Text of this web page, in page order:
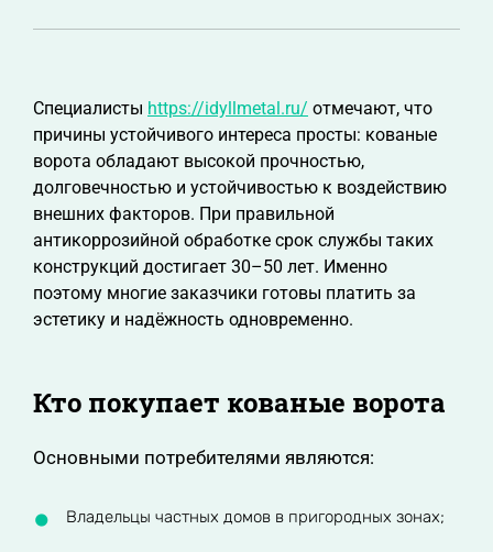
Специалисты https://idyllmetal.ru/ отмечают, что
причины устойчивого интереса просты: кованые
ворота обладают высокой прочностью,
долговечностью и устойчивостью к воздействию
внешних факторов. При правильной
антикоррозийной обработке срок службы таких
конструкций достигает 30–50 лет. Именно
поэтому многие заказчики готовы платить за
эстетику и надёжность одновременно.
Кто покупает кованые ворота
Основными потребителями являются:
Владельцы частных домов в пригородных зонах;